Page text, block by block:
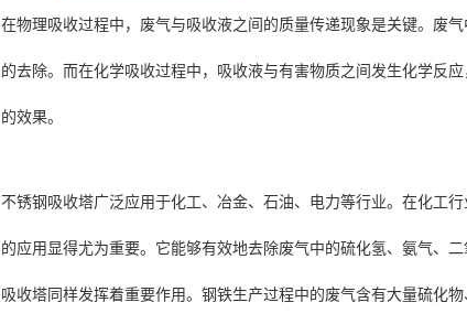
在物理吸收过程中，废气与吸收液之间的质量传递现象是关键。废
的去除。而在化学吸收过程中，吸收液与有害物质之间发生化学反
的效果。
不锈钢吸收塔广泛应用于化工、冶金、石油、电力等行业。在化工
的应用显得尤为重要。它能够有效地去除废气中的硫化氢、氨气、
吸收塔同样发挥着重要作用。钢铁生产过程中的废气含有大量硫化